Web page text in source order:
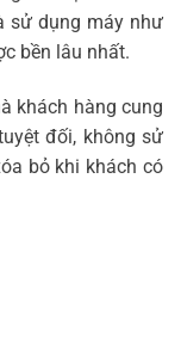
sử dụng máy như
bền lâu nhất.
khách hàng cung
đối, không sử
bỏ khi khách có